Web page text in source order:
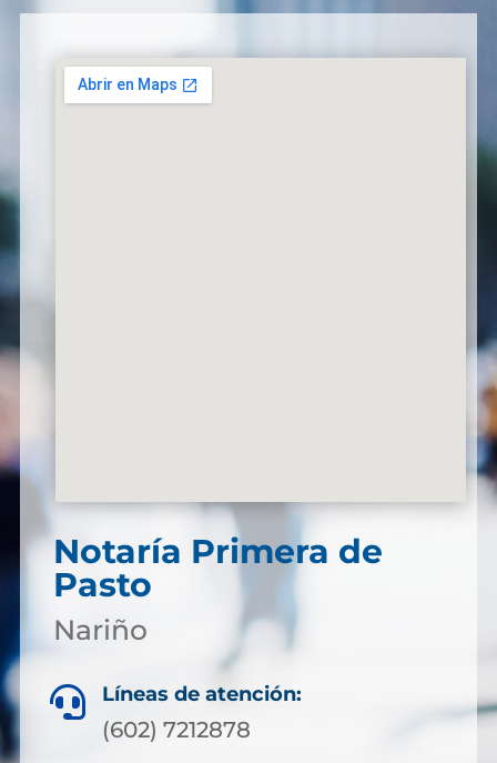
Notaría Primera de
Pasto
Nariño
 Líneas de atención:
(602) 7212878